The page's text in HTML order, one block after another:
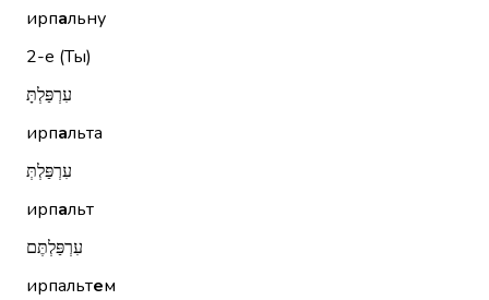
ирпальну
2-е (Ты)
עִרְפַּלְתָּ
ирпальта
עִרְפַּלְתְּ
ирпальт
עִרְפַּלְתֶּם
ирпальтем